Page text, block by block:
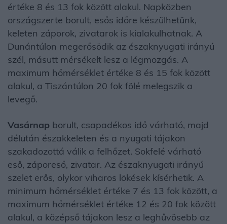
értéke 8 és 13 fok között alakul. Napközben
országszerte borult, esős időre készülhetünk,
keleten záporok, zivatarok is kialakulhatnak. A
Dunántúlon megerősödik az északnyugati irányú
szél, másutt mérsékelt lesz a légmozgás. A
maximum hőmérséklet értéke 8 és 15 fok között
alakul, a Tiszántúlon 20 fok fölé melegszik a
levegő.
Vasárnap borult, csapadékos idő várható, majd
délután északkeleten és a nyugati tájakon
szakadozottá válik a felhőzet. Sokfelé várható
eső, záporeső, zivatar. Az északnyugati irányú
szelet erős, olykor viharos lökések kísérhetik. A
minimum hőmérséklet értéke 7 és 13 fok között, a
maximum hőmérséklet értéke 12 és 20 fok között
alakul, a középső tájakon lesz a leghűvösebb az